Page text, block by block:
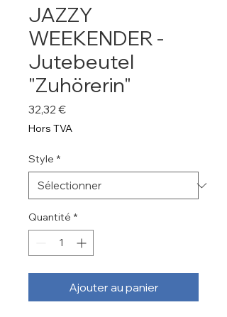
JAZZY
WEEKENDER -
Jutebeutel
"Zuhörerin"
32,32 €Prix
Hors TVA
Style *
Quantité *
Ajouter au panier